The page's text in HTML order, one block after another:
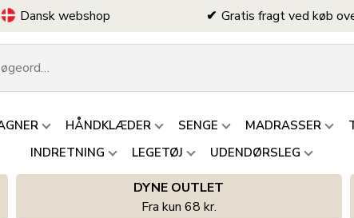
Dansk webshop Gratis fragt ved køb
HÅNDKLÆDER SENGE MADRASSER
INDRETNING
LEGETØJ UDENDØRSLEG
DYNE OUTLET
Fra kun 68 kr.